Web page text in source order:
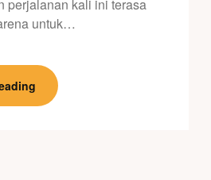
perjalanan kali ini terasa
untuk…